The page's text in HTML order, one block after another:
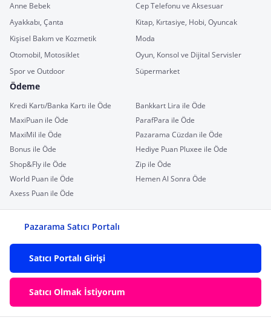
Anne Bebek
Cep Telefonu ve Aksesuar
Ayakkabı, Çanta
Kitap, Kırtasiye, Hobi, Oyuncak
Kişisel Bakım ve Kozmetik
Moda
Otomobil, Motosiklet
Oyun, Konsol ve Dijital Servisler
Spor ve Outdoor
Süpermarket
Ödeme
Kredi Kartı/Banka Kartı ile Öde
Bankkart Lira ile Öde
MaxiPuan ile Öde
ParafPara ile Öde
MaxiMil ile Öde
Pazarama Cüzdan ile Öde
Bonus ile Öde
Hediye Puan Pluxee ile Öde
Shop&Fly ile Öde
Zip ile Öde
World Puan ile Öde
Hemen Al Sonra Öde
Axess Puan ile Öde
Pazarama Satıcı Portalı
Satıcı Portalı Girişi
Satıcı Olmak İstiyorum